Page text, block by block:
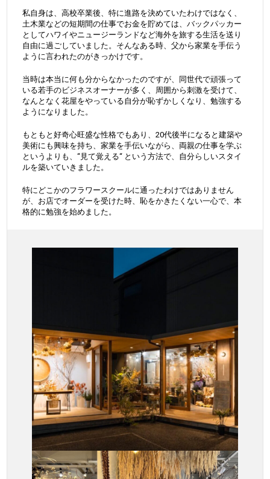
私自身は、高校卒業後、特に進路を決めていたわけではなく、
土木業などの短期間の仕事でお金を貯めては、バックパッカー
としてハワイやニュージーランドなど海外を旅する生活を送り
自由に過ごしていました。そんなある時、父から家業を手伝う
ように言われたのがきっかけです。
当時は本当に何も分からなかったのですが、同世代で頑張って
いる若手のビジネスオーナーが多く、周囲から刺激を受けて、
なんとなく花屋をやっている自分が恥ずかしくなり、勉強する
ようになりました。
もともと好奇心旺盛な性格でもあり、20代後半になると建築や
美術にも興味を持ち、家業を手伝いながら、両親の仕事を学ぶ
というよりも、“見て覚える“ という方法で、自分らしいスタイ
ルを築いていきました。
特にどこかのフラワースクールに通ったわけではありません
が、お店でオーダーを受けた時、恥をかきたくない一心で、本
格的に勉強を始めました。